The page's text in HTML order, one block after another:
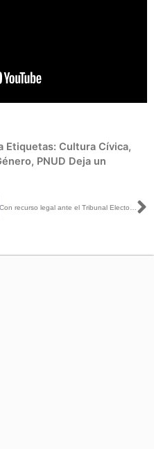
Etiquetas: Cultura Cívica,
, PNUD Deja un